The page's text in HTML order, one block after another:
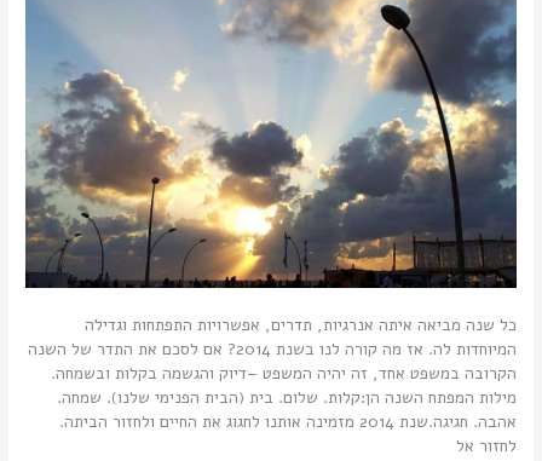
כל שנה מביאה איתה אנרגיות, תדרים, אפשרויות התפתחות וגדילה
המיוחדות לה. אז מה קורה לנו בשנת 2014? אם לסכם את התדר של השנה
הקרובה במשפט אחד, זה יהיה המשפט –דיוק והגשמה בקלות ובשמחה.
מילות המפתח השנה הן:קלות. שלום. בית (הבית הפנימי שלנו). שמחה.
אהבה. חגיגה.שנת 2014 מזמינה אותנו לחגוג את החיים ולחזור הביתה.
לחזור אל